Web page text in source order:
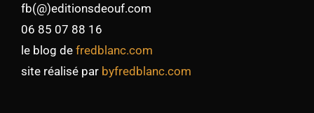
fb(@)editionsdeouf.com
06 85 07 88 16
le blog de fredblanc.com
site réalisé par byfredblanc.com